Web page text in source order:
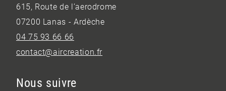
615, Route de l’aerodrome
07200 Lanas - Ardèche
04 75 93 66 66
contact@aircreation.fr
Nous suivre